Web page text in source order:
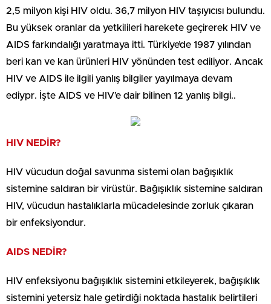
2,5 milyon kişi HIV oldu. 36,7 milyon HIV taşıyıcısı bulundu.
Bu yüksek oranlar da yetkilileri harekete geçirerek HIV ve
AIDS farkındalığı yaratmaya itti. Türkiye’de 1987 yılından
beri kan ve kan ürünleri HIV yönünden test ediliyor. Ancak
HIV ve AIDS ile ilgili yanlış bilgiler yayılmaya devam
ediypr. İşte AIDS ve HIV’e dair bilinen 12 yanlış bilgi..
HIV NEDİR?
HIV vücudun doğal savunma sistemi olan bağışıklık
sistemine saldıran bir virüstür. Bağışıklık sistemine saldıran
HIV, vücudun hastalıklarla mücadelesinde zorluk çıkaran
bir enfeksiyondur.
AIDS NEDİR?
HIV enfeksiyonu bağışıklık sistemini etkileyerek, bağışıklık
sistemini yetersiz hale getirdiği noktada hastalık belirtileri